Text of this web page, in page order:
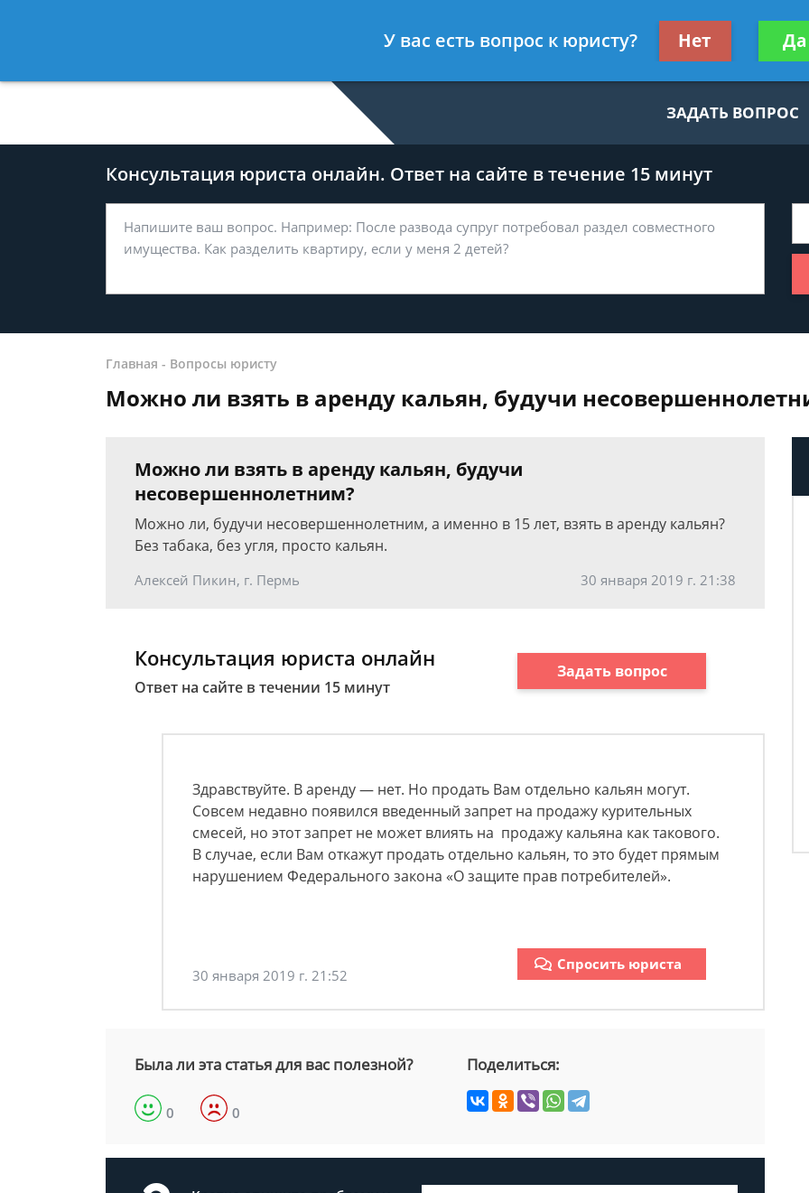
- Юрист по гражданскому праву
Получите
ЗАДАТЬ ВОПРОС
Консультация юриста онлайн. Ответ на сайте в течение 15 минут
Главная - Вопросы юристу
Можно ли взять в аренду кальян, будучи
Можно ли взять в аренду кальян, будучи
несовершеннолетним?
Можно ли, будучи несовершеннолетним, а именно в 15 лет, взять в аренду кальян?
Без табака, без угля, просто кальян.
Алексей Пикин, г. Пермь 30 января 2019 г. 21:38
Консультация юриста онлайн
Ответ на сайте в течении 15 минут
Задать вопрос
Здравствуйте. В аренду — нет. Но продать Вам отдельно кальян могут.
Совсем недавно появился введенный запрет на продажу курительных
смесей, но этот запрет не может влиять на продажу кальяна как такового.
В случае, если Вам откажут продать отдельно кальян, то это будет прямым
нарушением Федерального закона «О защите прав потребителей».
30 января 2019 г. 21:52
Спросить юриста
Была ли эта статья для вас полезной?
0 0
Поделиться:
У вас есть вопрос к юристу? Нет Да